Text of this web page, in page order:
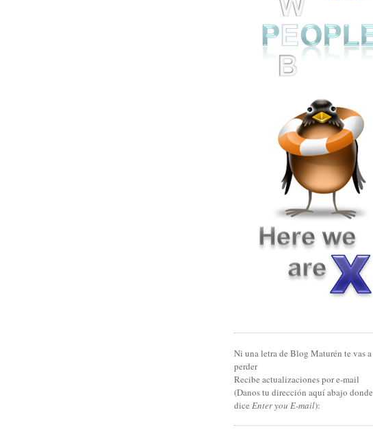
Ni una letra de Blog Maturén te vas a
perder
Recibe actualizaciones por e-mail
(Danos tu dirección aquí abajo donde
dice Enter you E-mail):